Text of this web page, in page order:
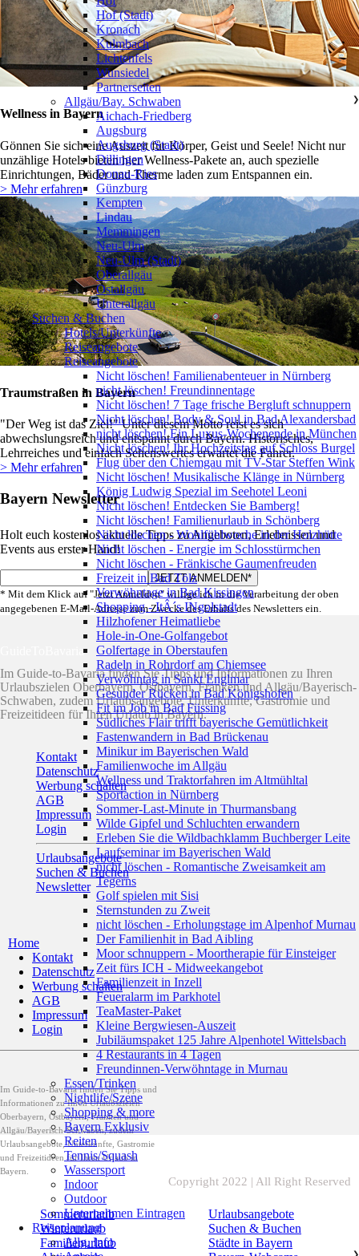
Wellness in Bayern
Gönnen Sie sich eine Auszeit für Körper, Geist und Seele! Nicht nur
unzählige Hotels bieten hier Wellness-Pakete an, auch spezielle
Einrichtungen, Bäder und Therme laden zum Entspannen ein.
> Mehr erfahren
Traumstraßen in Bayern
"Der Weg ist das Ziel!" Unter diesem Motto reist es sich
abwechslungsreich und entspannt durch Bayern. Historisches,
Lehrreiches und einfach Sehenswertes erwartet die Fahrer.
> Mehr erfahren
Bayern Newsletter
Holt euch kostenlos aktuelle Tipps zu Angeboten, Erlebnissen und
Events aus erster Hand!
* Mit dem Klick auf "Jetzt Anmelden" willige ich in die Verarbeitung der oben
angegebenen E-Mail-Adresse zum Zwecke des Erhalts des Newsletters ein.
GuideToBavaria
Im Guide-to-Bavaria finden Sie Tipps und Informationen zu Ihren
Urlaubszielen Oberbayern, Ostbayern, Franken und Allgäu/Bayerisch-
Schwaben, zudem Urlaubsangebote, Unterkünfte, Gastromie und
Freizeitideen für Ihren Urlaub in Bayern.
Kontakt
Datenschutz
Werbung schalten
AGB
Impressum
Login
Urlaubsangebote
Suchen & Buchen
Newsletter
Home
Kontakt
Datenschutz
Werbung schalten
AGB
Impressum
Login
Im Guide-to-Bavaria finden Sie Tipps und
Informationen zu Ihren Urlaubszielen
Oberbayern, Ostbayern, Franken und
Allgäu/Bayerisch-Schwaben, zudem
Urlaubsangebote, Unterkünfte, Gastromie
und Freizeitideen für Ihren Urlaub in
Bayern.
Sommerurlaub
Winterurlaub
Familienurlaub
Urlaubsangebote
Suchen & Buchen
Städte in Bayern
Copyright 2022 | All Right Reserved
Hof (Stadt)
Kronach
Kulmbach
Lichtenfels
Wunsiedel
Partnerseiten
Allgäu/Bay. Schwaben
❯
Aichach-Friedberg
Augsburg
Augsburg (Stadt)
Dillingen
Donau-Ries
Günzburg
Kempten
Lindau
Memmingen
Neu-Ulm
Neu-Ulm (Stadt)
Oberallgäu
Ostallgäu
Unterallgäu
Suchen & Buchen
Hotels/Unterkünfte
Reiseangebote
Reiseangebote
❯
Nicht löschen! Familienabenteuer in Nürnberg
nicht löschen! Freundinnentage
Nicht löschen! 7 Tage frische Bergluft schnuppern
Nicht löschen! Body & Soul in Bad Alexandersbad
nicht löschen! Ein Luxus-Wochenende in München
Nicht löschen! Ihr Hochzeitstag auf Schloss Burgel
Flug über den Chiemgau mit TV-Star Steffen Wink
Nicht löschen! Musikalische Klänge in Nürnberg
König Ludwig Spezial im Seehotel Leoni
Nicht löschen! Entdecken Sie Bamberg!
Nicht löschen! Familienurlaub in Schönberg
Nicht löschen - Wohlfühlwoche in der Holzhütte
Nicht löschen - Energie im Schlosstürmchen
Nicht löschen - Fränkische Gaumenfreuden
Freizeit in Bad Tölz
Verwöhntage in Bad Kissingen
Shopping - ItÂ´s INgolstadt
Hilzhofener Heimatliebe
Hole-in-One-Golfangebot
Golfertage in Oberstaufen
Radeln in Rohrdorf am Chiemsee
Verwöhntag in Sankt Englmar
Gesunder Rücken in Bad Königshofen
Fit im Job in Bad Füssing
Südliches Flair trifft bayerische Gemütlichkeit
Fastenwandern in Bad Brückenau
Minikur im Bayerischen Wald
Familienwoche im Allgäu
Wellness und Traktorfahren im Altmühltal
Sportaction in Nürnberg
Sommer-Last-Minute in Thurmansbang
Wilde Gipfel und Schluchten erwandern
Erleben Sie die Wildbachklamm Buchberger Leite
Laufseminar im Bayerischen Wald
nicht löschen - Romantische Zweisamkeit am
Tegerns
Golf spielen mit Sisi
Sternstunden zu Zweit
nicht löschen - Erholungstage im Alpenhof Murnau
Der Familienhit in Bad Aibling
Moor schnuppern - Moortherapie für Einsteiger
Zeit fürs ICH - Midweekangebot
Familienzeit in Inzell
Feueralarm im Parkhotel
TeaMaster-Paket
Kleine Bergwiesen-Auszeit
Jubiläumspaket 125 Jahre Alpenhotel Wittelsbach
4 Restaurants in 4 Tagen
Freundinnen-Verwöhntage in Murnau
Essen/Trinken
Nightlife/Szene
Shopping & more
Bayern Exklusiv
Reiten
Tennis/Squash
Wassersport
Indoor
Outdoor
Unternehmen Eintragen
Reiseplanung
Allg. Info
❯